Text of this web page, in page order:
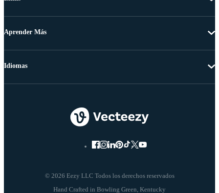
Aprender Más
© 2026 Eezy LLC Todos los derechos reservados
Idiomas